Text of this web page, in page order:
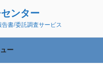
ンター
書/委託調査サービス
ー